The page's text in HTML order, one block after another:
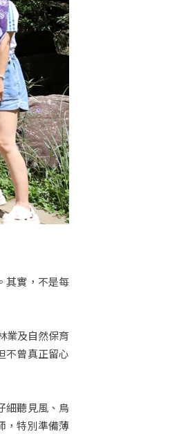
其實，不是每
業及自然保育
不曾真正留心
細聽見風、鳥
，特別準備薄